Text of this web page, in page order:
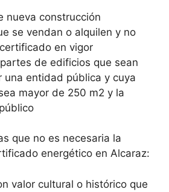
nueva construcción
se vendan o alquilen y no
en vigor
de edificios que sean
una entidad pública y cuya
mayor de 250 m2 y la
que no es necesaria la
energético en Alcaraz:
valor cultural o histórico que